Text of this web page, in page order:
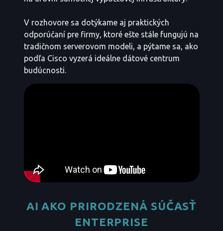
V rozhovore sa dotýkame aj praktických
odporúčaní pre firmy, ktoré ešte stále fungujú na
tradičnom serverovom modeli, a pýtame sa, ako
podľa Cisco vyzerá ideálne dátové centrum
budúcnosti.
AI AKO PRIRODZENÁ SÚČASŤ
ENTERPRISE